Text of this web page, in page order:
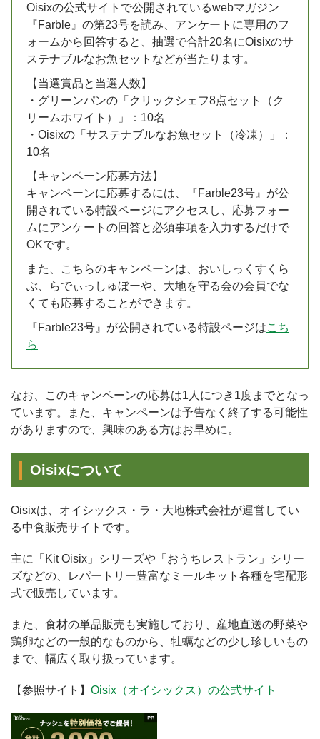
Oisixの公式サイトで公開されているwebマガジン
『Farble』の第23号を読み、アンケートに専用のフ
ォームから回答すると、抽選で合計20名にOisixのサ
ステナブルなお魚セットなどが当たります。
【当選賞品と当選人数】
・グリーンパンの「クリックシェフ8点セット（ク
リームホワイト）」：10名
・Oisixの「サステナブルなお魚セット（冷凍）」：
10名
【キャンペーン応募方法】
キャンペーンに応募するには、『Farble23号』が公
開されている特設ページにアクセスし、応募フォー
ムにアンケートの回答と必須事項を入力するだけで
OKです。
また、こちらのキャンペーンは、おいしっくすくら
ぶ、らでぃっしゅぼーや、大地を守る会の会員でな
くても応募することができます。
『Farble23号』が公開されている特設ページはこち
ら
なお、このキャンペーンの応募は1人につき1度までとなっ
ています。また、キャンペーンは予告なく終了する可能性
がありますので、興味のある方はお早めに。
Oisixについて
Oisixは、オイシックス・ラ・大地株式会社が運営してい
る中食販売サイトです。
主に「Kit Oisix」シリーズや「おうちレストラン」シリー
ズなどの、レパートリー豊富なミールキット各種を宅配形
式で販売しています。
また、食材の単品販売も実施しており、産地直送の野菜や
鶏卵などの一般的なものから、牡蠣などの少し珍しいもの
まで、幅広く取り扱っています。
【参照サイト】 Oisix（オイシックス）の公式サイト